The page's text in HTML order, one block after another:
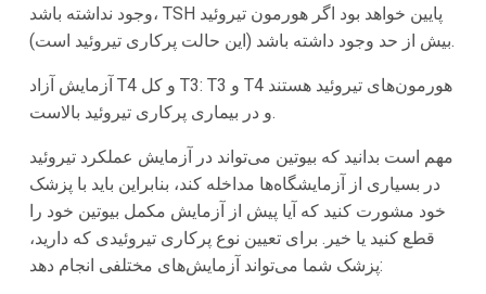
وجود نداشته باشد، TSH پایین خواهد بود اگر هورمون تیروئید
بیش از حد وجود داشته باشد (این حالت پرکاری تیروئید است).
آزمایش آزاد T4 و کل T3: T3 و T4 هورمون‌های تیروئید هستند
و در بیماری پرکاری تیروئید بالاست.
مهم است بدانید که بیوتین می‌تواند در آزمایش عملکرد تیروئید
در بسیاری از آزمایشگاه‌ها مداخله کند، بنابراین باید با پزشک
خود مشورت کنید که آیا پیش از آزمایش مکمل بیوتین خود را
قطع کنید یا خیر. برای تعیین نوع پرکاری تیروئیدی که دارید،
پزشک شما می‌تواند آزمایش‌های مختلفی انجام دهد: